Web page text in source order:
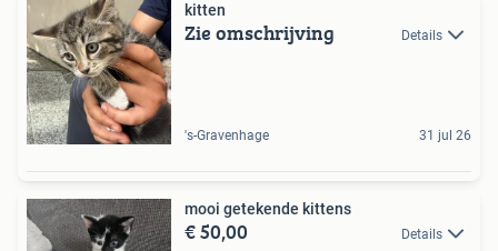
kitten
Zie omschrijving Details
's-Gravenhage 31 jul 26
mooi getekende kittens
€ 50,00 Details